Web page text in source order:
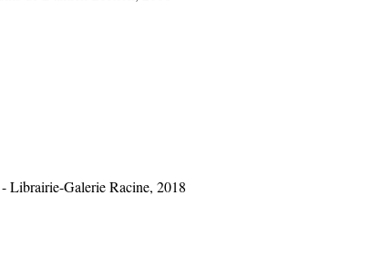
Librairie-Galerie Racine, 2018